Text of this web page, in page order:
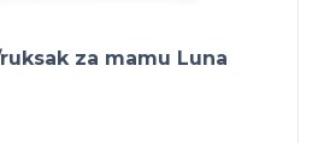
za mamu Luna